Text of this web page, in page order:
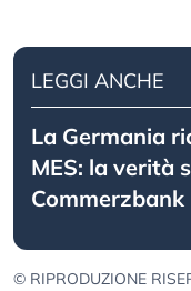
LEGGI ANCHE
La Germania
MES: la verità
Commerzbank
© RIPRODUZIONE